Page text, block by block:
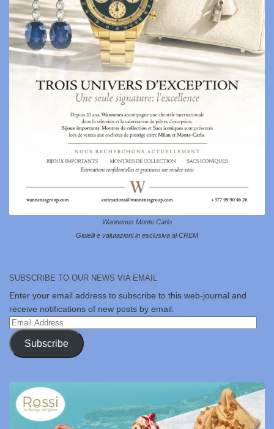
Wannenes Monte Carlo
Gioielli e valutazioni in esclusiva al CREM
SUBSCRIBE TO OUR NEWS VIA EMAIL
Enter your email address to subscribe to this web-journal and
receive notifications of new posts by email.
Email
Address
Subscribe